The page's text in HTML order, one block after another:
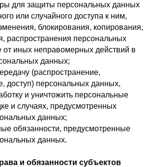
для защиты персональных данных
или случайного доступа к ним,
блокирования, копирования,
распространения персональных
от иных неправомерных действий в
данных;
(распространение,
доступ) персональных данных,
и уничтожить персональные
и случаях, предусмотренных
данных;
обязанности, предусмотренные
данных.
и обязанности субъектов